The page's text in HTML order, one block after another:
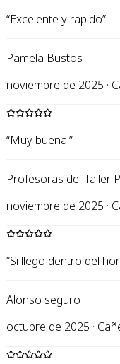
“Excelente y rapido”
Pamela Bustos
noviembre de 2025 ·
“Muy buena!”
Profesoras del Taller
noviembre de 2025 ·
“Si llego dentro del
Alonso seguro
octubre de 2025 ·